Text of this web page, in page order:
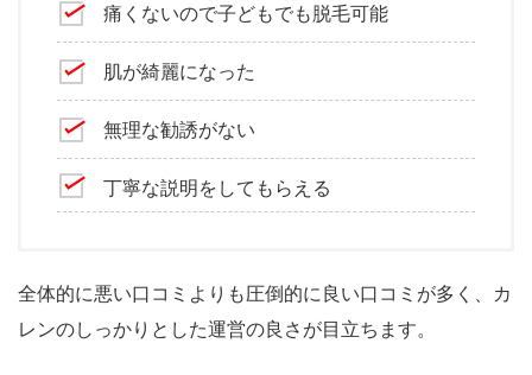
痛くないので子どもでも脱毛可能
肌が綺麗になった
無理な勧誘がない
丁寧な説明をしてもらえる
全体的に悪い口コミよりも圧倒的に良い口コミが多く、カ
レンのしっかりとした運営の良さが目立ちます。